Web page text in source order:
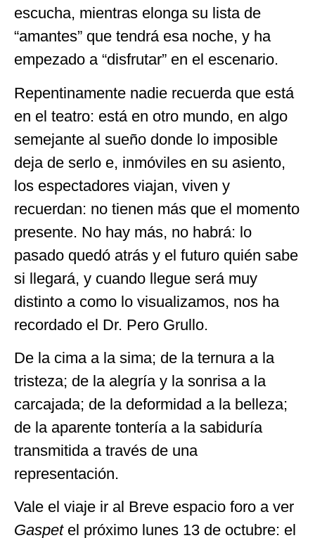
escucha, mientras elonga su lista de
“amantes” que tendrá esa noche, y ha
empezado a “disfrutar” en el escenario.
Repentinamente nadie recuerda que está
en el teatro: está en otro mundo, en algo
semejante al sueño donde lo imposible
deja de serlo e, inmóviles en su asiento,
los espectadores viajan, viven y
recuerdan: no tienen más que el momento
presente. No hay más, no habrá: lo
pasado quedó atrás y el futuro quién sabe
si llegará, y cuando llegue será muy
distinto a como lo visualizamos, nos ha
recordado el Dr. Pero Grullo.
De la cima a la sima; de la ternura a la
tristeza; de la alegría y la sonrisa a la
carcajada; de la deformidad a la belleza;
de la aparente tontería a la sabiduría
transmitida a través de una
representación.
Vale el viaje ir al Breve espacio foro a ver
Gaspetel próximo lunes 13 de octubre: el